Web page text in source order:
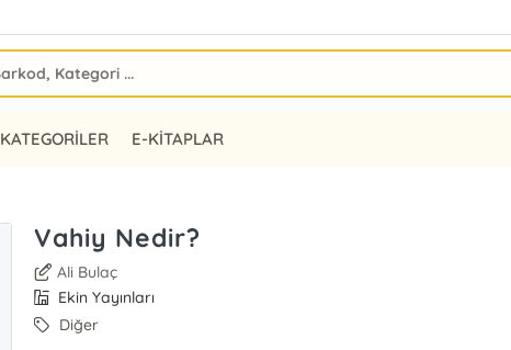
KATEGORİLER E-KİTAPLAR
Vahiy Nedir?
Ali Bulaç
Ekin Yayınları
Diğer